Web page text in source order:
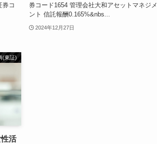
券コ
券コード1654 管理会社大和アセットマネジメ
ント 信託報酬0.165%&nbs...
2024年12月27日
(東証)
活